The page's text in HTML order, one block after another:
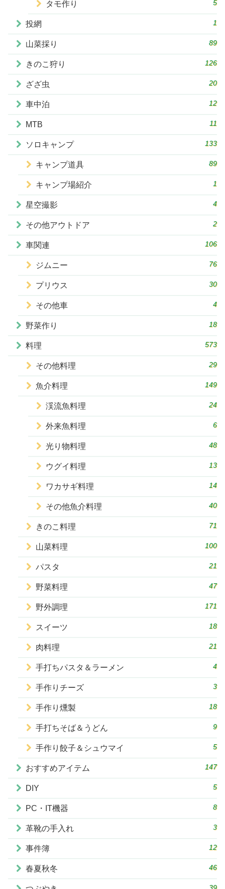
タモ作り 5
投網 1
山菜採り 89
きのこ狩り 126
ざざ虫 20
車中泊 12
MTB 11
ソロキャンプ 133
キャンプ道具 89
キャンプ場紹介 1
星空撮影 4
その他アウトドア 2
車関連 106
ジムニー 76
プリウス 30
その他車 4
野菜作り 18
料理 573
その他料理 29
魚介料理 149
渓流魚料理 24
外来魚料理 6
光り物料理 48
ウグイ料理 13
ワカサギ料理 14
その他魚介料理 40
きのこ料理 71
山菜料理 100
パスタ 21
野菜料理 47
野外調理 171
スイーツ 18
肉料理 21
手打ちパスタ＆ラーメン 4
手作りチーズ 3
手作り燻製 18
手打ちそば＆うどん 9
手作り餃子＆シュウマイ 5
おすすめアイテム 147
DIY 5
PC・IT機器 8
革靴の手入れ 3
事件簿 12
春夏秋冬 46